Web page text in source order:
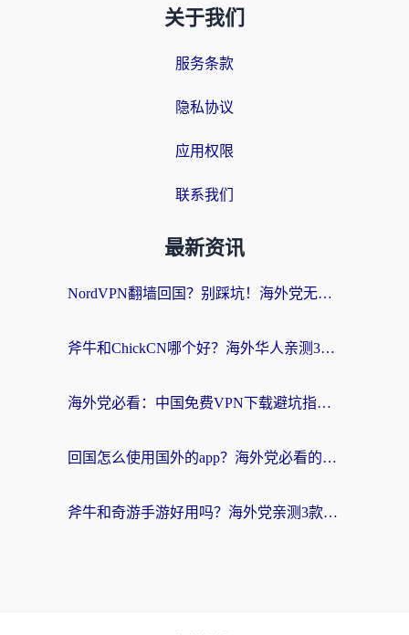
关于我们
服务条款
隐私协议
应用权限
联系我们
最新资讯
NordVPN翻墙回国？别踩坑！海外党无缝访问国内资源的真实指南
斧牛和ChickCN哪个好？海外华人亲测3款回国加速器+免费试用攻略
海外党必看：中国免费VPN下载避坑指南 + 无缝访问国内资源的终极方案
回国怎么使用国外的app？海外党必看的无缝访问国内资源全攻略
斧牛和奇游手游好用吗？海外党亲测3款回国加速器，选对才能无缝刷国内资源